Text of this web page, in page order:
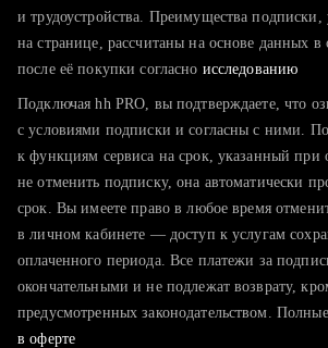
тратите много времени на поиск и
хотите сравнить себя с конкурентами
и трудоустройства. Преимущества подписки,
на странице, рассчитаны на основе данных
после её покупки согласно исследованию
Подключая hh PRO, вы подтверждаете, что
с условиями подписки и согласны с ними.
к функциям сервиса на срок, указанный
не отменить подписку, она автоматически
срок. Вы имеете право в любое время
в личном кабинете — доступ к услугам
оплаченного периода. Все платежи за
окончательными и не подлежат возврату,
предусмотренных законодательством.
в оферте